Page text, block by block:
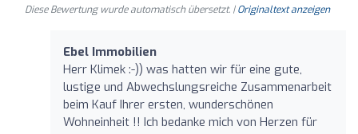
Diese Bewertung wurde automatisch übersetzt. |Originaltext anzeigen
Ebel Immobilien
Herr Klimek :-)) was hatten wir für eine gute,
lustige und Abwechslungsreiche Zusammenarbeit
beim Kauf Ihrer ersten, wunderschönen
Wohneinheit !! Ich bedanke mich von Herzen für